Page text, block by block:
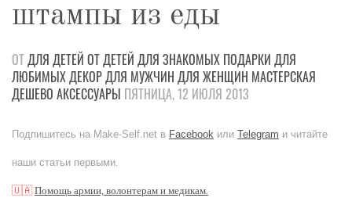
штампы из еды
ОТДЛЯ ДЕТЕЙ ОТ ДЕТЕЙ ДЛЯ ЗНАКОМЫХ ПОДАРКИ ДЛЯ
ЛЮБИМЫХДЕКОРДЛЯ МУЖЧИН ДЛЯ ЖЕНЩИН МАСТЕРСКАЯ
ДЕШЕВО АКСЕССУАРЫ ПЯТНИЦА, 12 ИЮЛЯ 2013
Подпишитесь на Make-Self.net в Facebook или Telegram и читайте
наши статьи первыми.
🇺🇦Помощь армии, волонтерам и медикам.